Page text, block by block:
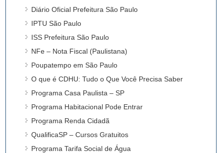
Diário Oficial Prefeitura São Paulo
IPTU São Paulo
ISS Prefeitura São Paulo
NFe – Nota Fiscal (Paulistana)
Poupatempo em São Paulo
O que é CDHU: Tudo o Que Você Precisa Saber
Programa Casa Paulista – SP
Programa Habitacional Pode Entrar
Programa Renda Cidadã
QualificaSP – Cursos Gratuitos
Programa Tarifa Social de Água